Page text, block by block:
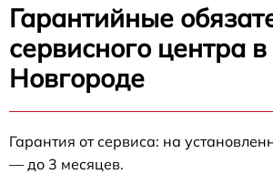
Гарантийные
сервисного центра
Новгороде
Гарантия от сервиса: на
— до 3 месяцев.